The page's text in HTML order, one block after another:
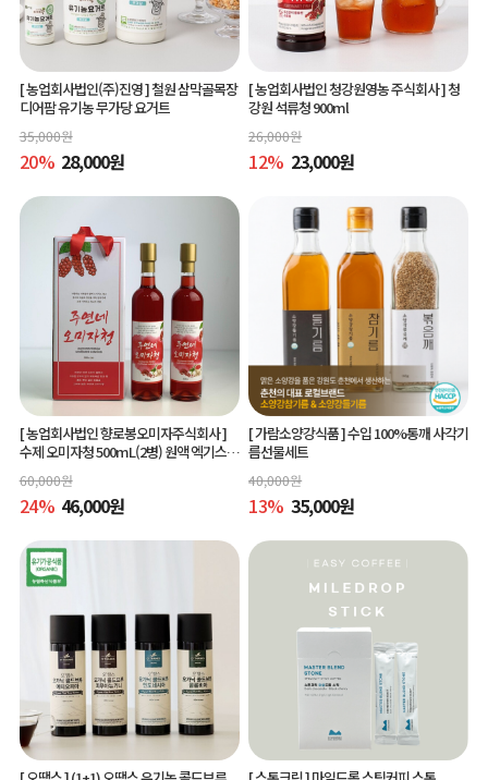
[ 농업회사법인(주)진영 ]철원 삼막골목장
디어팜 유기농 무가당 요거트
35,000원
20% 28,000원
[ 농업회사법인 청강원영농 주식회사 ]청
강원 석류청 900ml
26,000원
12% 23,000원
[ 농업회사법인 향로봉오미자주식회사 ]
수제 오미자청 500mL(2병) 원액 엑기스l
[주연네 오미자]
60,000원
24% 46,000원
[ 가람소양강식품 ]수입 100%통깨 사각기
름선물세트
40,000원
13% 35,000원